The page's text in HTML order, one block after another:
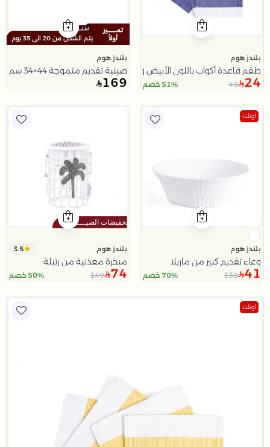
بلندز هوم
طقم قاعدة أكواب باللون الأبيض و الأزرق من اورورا
24
49 51% خصم
يتم الشحن من 20 الى 35 يوم
بلندز هوم
صينية تقديم متموجة 44×34 سم بيج من الحديد بتصميم انسيابي من دايا
169
اوتلت
بلندز هوم
وعاء تقديم كبير من ماريلا
41
139 70% خصم
بلندز هوم 3.5
مبخرة معدنية من رتيلة
74
149 50% خصم
اوتلت